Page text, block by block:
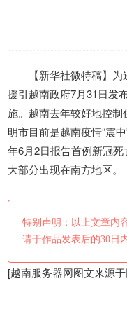
【新华社微特稿】为
援引越南政府7月31日发
施。 越南去年较好地控制
明市目前是越南疫情“震
年6月2日报告首例新冠死
大部分出现在南方地区。
特别声明：以上文章内
请于作品发表后的30日
[越南服务器网图文来源